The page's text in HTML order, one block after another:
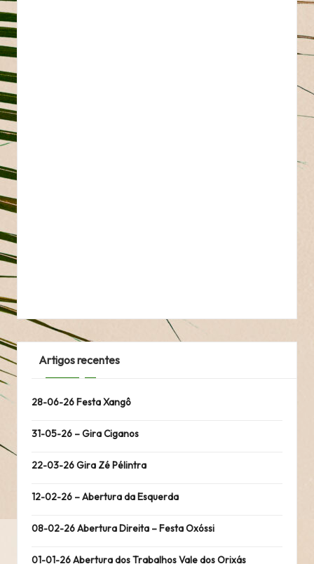
Artigos recentes
28-06-26 Festa Xangô
31-05-26 – Gira Ciganos
22-03-26 Gira Zé Pélintra
12-02-26 – Abertura da Esquerda
08-02-26 Abertura Direita – Festa Oxóssi
01-01-26 Abertura dos Trabalhos Vale dos Orixás